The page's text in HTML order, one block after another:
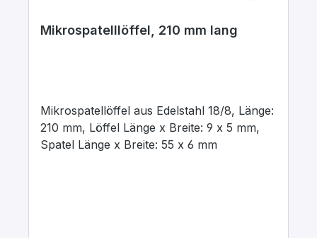
Mikrospatelllöffel, 210 mm lang
Mikrospatellöffel aus Edelstahl 18/8, Länge:
210 mm, Löffel Länge x Breite: 9 x 5 mm,
Spatel Länge x Breite: 55 x 6 mm